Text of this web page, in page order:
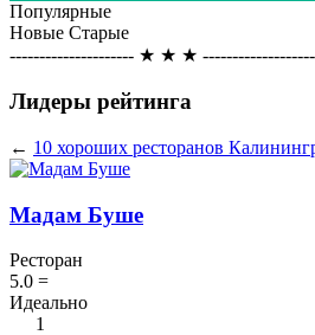
Популярные
Новые Старые
--------------------- ★ ★ ★
Лидеры рейтинга
← 10 хороших ресторанов
Мадам Буше
Ресторан
5.0 =
Идеально
1